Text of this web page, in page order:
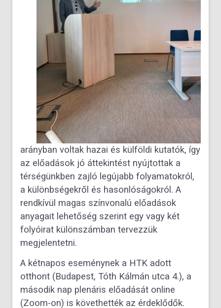
arányban voltak hazai és külföldi kutatók, így
az előadások jó áttekintést nyújtottak a
térségünkben zajló legújabb folyamatokról,
a különbségekről és hasonlóságokról. A
rendkívül magas színvonalú előadások
anyagait lehetőség szerint egy vagy két
folyóirat különszámban tervezzük
megjelentetni.
A kétnapos eseménynek a HTK adott
otthont (Budapest, Tóth Kálmán utca 4.), a
második nap plenáris előadását online
(Zoom-on) is követhették az érdeklődők.